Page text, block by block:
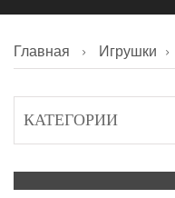
Главная Игрушки
КАТЕГОРИИ